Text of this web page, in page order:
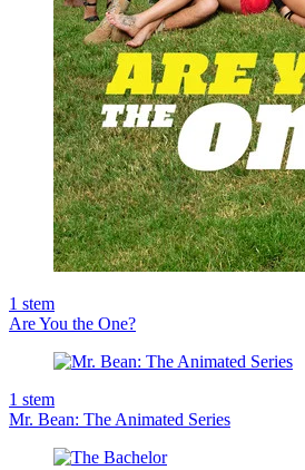
1 stem
Are You the One?
1 stem
Mr. Bean: The Animated Series